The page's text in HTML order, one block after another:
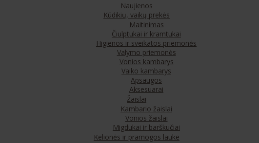
Naujienos
Kūdikių, vaikų prekės
Maitinimas
Čiulptukai ir kramtukai
Higienos ir sveikatos priemonės
Valymo priemonės
Vonios kambarys
Vaiko kambarys
Apsaugos
Aksesuarai
Žaislai
Kambario žaislai
Vonios žaislai
Migdukai ir barškučiai
Kelionės ir pramogos lauke